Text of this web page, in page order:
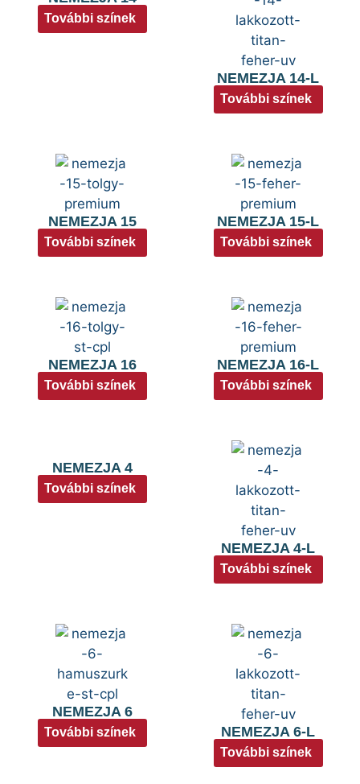
További színek
NEMEZJA 14-L
További színek
NEMEZJA 15
További színek
NEMEZJA 15-L
További színek
NEMEZJA 16
További színek
NEMEZJA 16-L
További színek
NEMEZJA 4
További színek
NEMEZJA 4-L
További színek
NEMEZJA 6
További színek NEMEZJA 6-L
További színek